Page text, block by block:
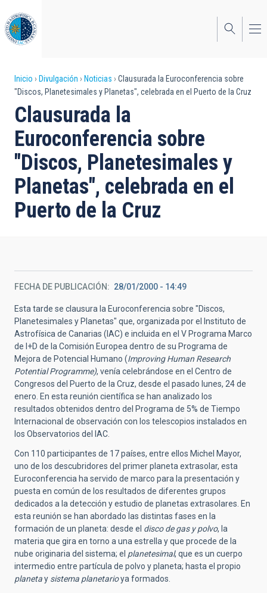
al
contenido
principal
Sobrescribir
enlaces
de
ayuda
a
la
navegación
Inicio Divulgación Noticias
Clausurada la Euroconferencia sobre
"Discos, Planetesimales y Planetas", celebrada en el Puerto de la Cruz
Clausurada la
Euroconferencia sobre
"Discos, Planetesimales y
Planetas", celebrada en el
Puerto de la Cruz
FECHA DE PUBLICACIÓN 28/01/2000 - 14:49
Esta tarde se clausura la Euroconferencia sobre "Discos,
Planetesimales y Planetas" que, organizada por el Instituto de
Astrofísica de Canarias (IAC) e incluida en el V Programa Marco
de I+D de la Comisión Europea dentro de su Programa de
Mejora de Potencial Humano (Improving Human Research
Potential Programme), venía celebrándose en el Centro de
Congresos del Puerto de la Cruz, desde el pasado lunes, 24 de
enero. En esta reunión científica se han analizado los
resultados obtenidos dentro del Programa de 5% de Tiempo
Internacional de observación con los telescopios instalados en
los Observatorios del IAC.
Con 110 participantes de 17 países, entre ellos Michel Mayor,
uno de los descubridores del primer planeta extrasolar, esta
Euroconferencia ha servido de marco para la presentación y
puesta en común de los resultados de diferentes grupos
dedicados a la detección y estudio de planetas extrasolares. En
esta reunión se han abordado las distintas fases en la
formación de un planeta: desde el disco de gas y polvo, la
materia que gira en torno a una estrella y que procede de la
nube originaria del sistema; el planetesimal, que es un cuerpo
intermedio entre partícula de polvo y planeta; hasta el propio
planetay sistema planetarioya formados.